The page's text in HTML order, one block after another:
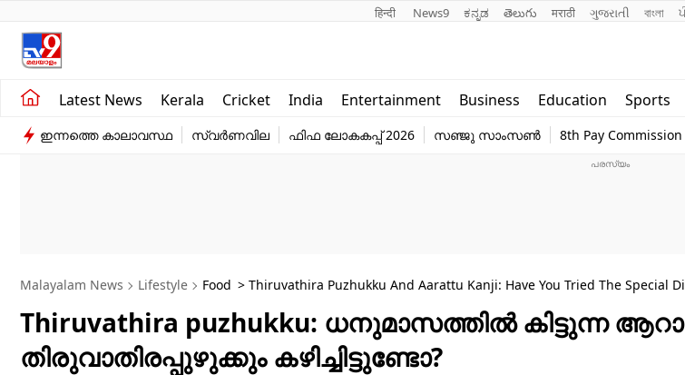
हिन्दी News9 ಕನ್ನಡ తెలుగు मराठी ગુજરાતી বাংলা
Latest News Kerala Cricket India Entertainment Business Education Sports
Kerala
India
Education
world
ഇന്നത്തെ കാലാവസ്ഥ സ്വർണവില ഫിഫ ലോകകപ്പ് 2026 സഞ്ജു സാംസൺ 8th Pay Commission
Malayalam News Lifestyle Food > Thiruvathira Puzhukku And Aarattu Kanji: Have You Tried The Special
Temples
Thiruvathira puzhukku: ധനുമാസത്തിൽ കിട്ടുന്ന
തിരുവാതിരപ്പുഴുക്കും കഴിച്ചിട്ടുണ്ടോ?